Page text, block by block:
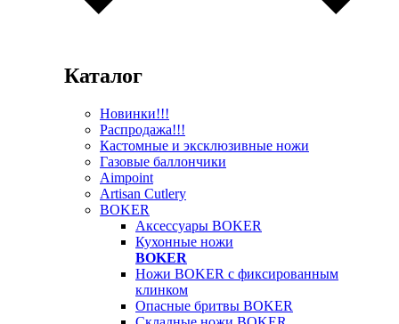
Каталог
Новинки!!!
Распродажа!!!
Кастомные и эксклюзивные ножи
Газовые баллончики
Aimpoint
Artisan Cutlery
BOKER
Аксессуары BOKER
Кухонные ножи
BOKER
Ножи BOKER с фиксированным
клинком
Опасные бритвы BOKER